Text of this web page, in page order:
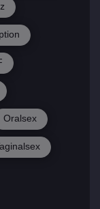
Oralsex